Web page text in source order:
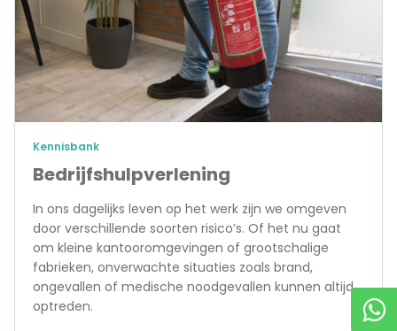
Bedrijfshulpverlening
Kennisbank
In ons dagelijks leven op het werk zijn we omgeven
door verschillende soorten risico’s. Of het nu gaat
om kleine kantooromgevingen of grootschalige
fabrieken, onverwachte situaties zoals brand,
ongevallen of medische noodgevallen kunnen altijd
optreden.